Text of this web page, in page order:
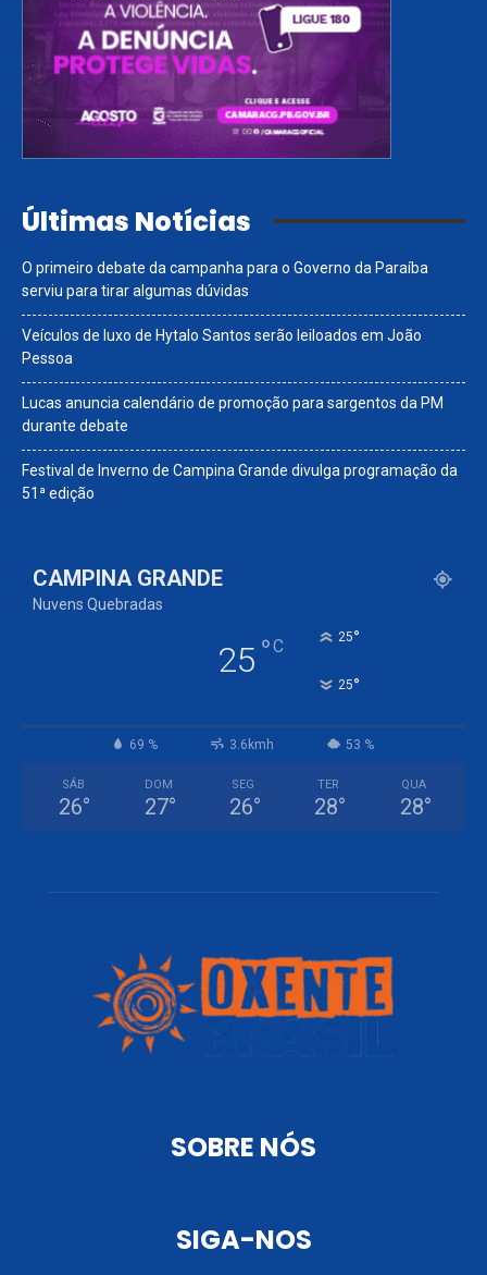
Últimas Notícias
O primeiro debate da campanha para o Governo da Paraíba
serviu para tirar algumas dúvidas
Veículos de luxo de Hytalo Santos serão leiloados em João
Pessoa
Lucas anuncia calendário de promoção para sargentos da PM
durante debate
Festival de Inverno de Campina Grande divulga programação da
51ª edição
CAMPINA GRANDE
Nuvens Quebradas
25 °C 25°
25°
69 % 3.6kmh 53 %
SÁB
26°
DOM
27°
SEG
26°
TER
28°
QUA
28°
SOBRE NÓS
SIGA-NOS